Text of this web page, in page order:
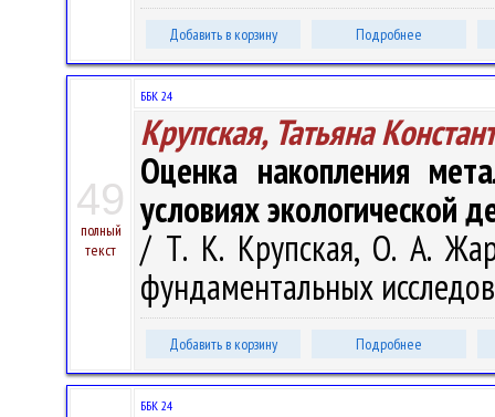
Добавить в корзину Подробнее
49
полный
текст
ББК 24
Крупская, Татьяна
Оценка накопления
условиях экологической
/ Т. К. Крупская, О. А.
фундаментальных
Добавить в корзину Подробнее
ББК 24